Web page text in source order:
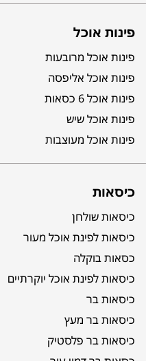
פינות אוכל
פינות אוכל מרובעות
פינות אוכל אליפסה
פינות אוכל 6 כסאות
פינות אוכל שיש
פינות אוכל מעוצבות
כיסאות
כיסאות שולחן
כיסאות לפינת אוכל מעור
כסאות בוקלה
כיסאות לפינת אוכל יוקרתיים
כיסאות בר
כיסאות בר מעץ
כיסאות בר פלסטיק